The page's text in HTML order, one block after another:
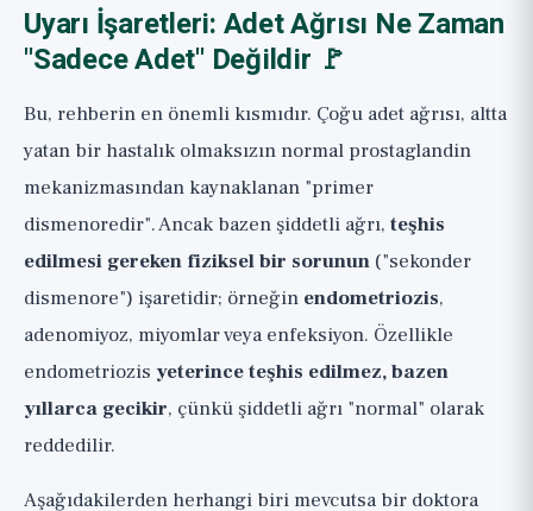
Uyarı İşaretleri: Adet Ağrısı Ne Zaman
"Sadece Adet" Değildir 🚩
Bu, rehberin en önemli kısmıdır. Çoğu adet ağrısı, altta
yatan bir hastalık olmaksızın normal prostaglandin
mekanizmasından kaynaklanan "primer
dismenoredir". Ancak bazen şiddetli ağrı, teşhis
edilmesi gereken fiziksel bir sorunun ("sekonder
dismenore") işaretidir; örneğin endometriozis,
adenomiyoz, miyomlar veya enfeksiyon. Özellikle
endometriozis yeterince teşhis edilmez, bazen
yıllarca gecikir, çünkü şiddetli ağrı "normal" olarak
reddedilir.
Aşağıdakilerden herhangi biri mevcutsa bir doktora